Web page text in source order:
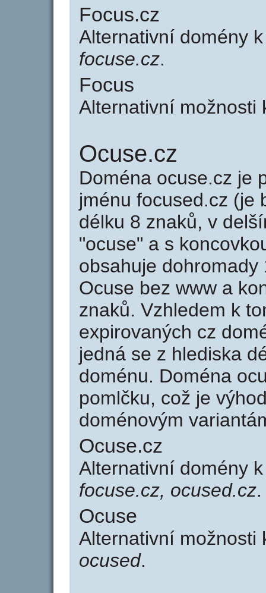
Focus.cz
Alternativní domény
focuse.cz.
Focus
Alternativní
Ocuse.cz
Doména ocuse.cz je
jménu focused.cz (je
délku 8 znaků, v
"ocuse" a s
obsahuje
Ocuse bez www a
znaků. Vzhledem k
expirovaných cz
jedná se z hlediska
doménu. Doména
pomlčku, což je
doménovým
Ocuse.cz
Alternativní domény
focuse.cz, ocused.cz.
Ocuse
Alternativní
ocused.